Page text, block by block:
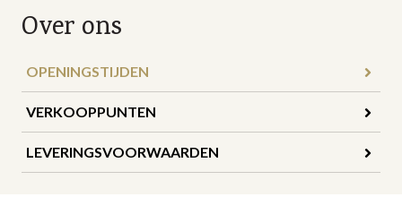
Over ons
OPENINGSTIJDEN
VERKOOPPUNTEN
LEVERINGSVOORWAARDEN